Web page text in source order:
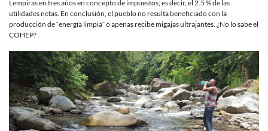
Lempiras en tres años en concepto de impuestos; es decir, el 2.5 % de las
utilidades netas. En conclusión, el pueblo no resulta beneficiado con la
producción de ¨energía limpia¨ o apenas recibe migajas ultrajantes. ¿No lo sabe el
COHEP?